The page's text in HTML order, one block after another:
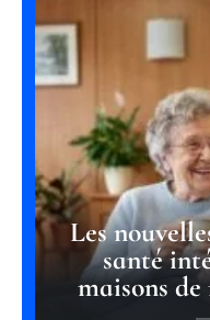
Les
santé
maisons